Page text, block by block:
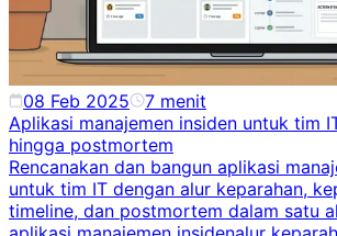
08 Feb 2025 7 menit
Aplikasi manajemen insiden untuk tim
hingga postmortem
Rencanakan dan bangun aplikasi
untuk tim IT dengan alur keparahan,
timeline, dan postmortem dalam satu